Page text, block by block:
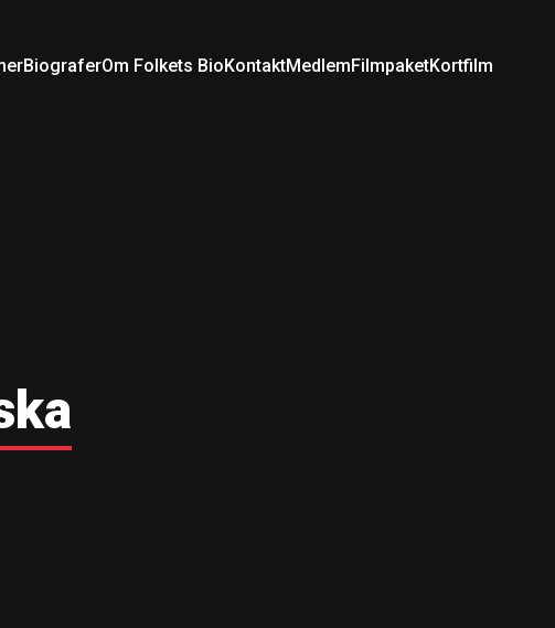
BiograferOm Folkets BioKontaktMedlemFilmpaketKortfilm